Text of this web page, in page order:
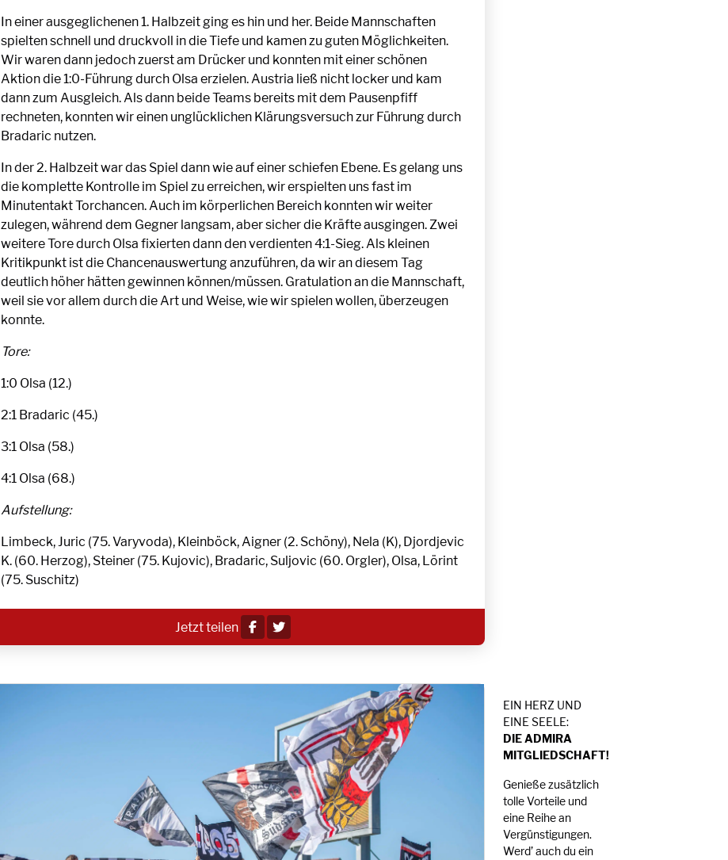
In einer ausgeglichenen 1. Halbzeit ging es hin und her. Beide Mannschaften
spielten schnell und druckvoll in die Tiefe und kamen zu guten Möglichkeiten.
Wir waren dann jedoch zuerst am Drücker und konnten mit einer schönen
Aktion die 1:0-Führung durch Olsa erzielen. Austria ließ nicht locker und kam
dann zum Ausgleich. Als dann beide Teams bereits mit dem Pausenpfiff
rechneten, konnten wir einen unglücklichen Klärungsversuch zur Führung durch
Bradaric nutzen.
In der 2. Halbzeit war das Spiel dann wie auf einer schiefen Ebene. Es gelang uns
die komplette Kontrolle im Spiel zu erreichen, wir erspielten uns fast im
Minutentakt Torchancen. Auch im körperlichen Bereich konnten wir weiter
zulegen, während dem Gegner langsam, aber sicher die Kräfte ausgingen. Zwei
weitere Tore durch Olsa fixierten dann den verdienten 4:1-Sieg. Als kleinen
Kritikpunkt ist die Chancenauswertung anzuführen, da wir an diesem Tag
deutlich höher hätten gewinnen können/müssen. Gratulation an die Mannschaft,
weil sie vor allem durch die Art und Weise, wie wir spielen wollen, überzeugen
konnte.
Tore:
1:0 Olsa (12.)
2:1 Bradaric (45.)
3:1 Olsa (58.)
4:1 Olsa (68.)
Aufstellung:
Limbeck, Juric (75. Varyvoda), Kleinböck, Aigner (2. Schöny), Nela (K), Djordjevic
K. (60. Herzog), Steiner (75. Kujovic), Bradaric, Suljovic (60. Orgler), Olsa, Lörint
(75. Suschitz)
Jetzt teilen
EIN HERZ UND
EINE SEELE:
DIE ADMIRA
MITGLIEDSCHAFT!
Genieße zusätzlich
tolle Vorteile und
eine Reihe an
Vergünstigungen.
Werd’ auch du ein